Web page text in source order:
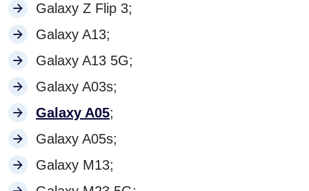
Galaxy Z Flip 3;
Galaxy A13;
Galaxy A13 5G;
Galaxy A03s;
Galaxy A05;
Galaxy A05s;
Galaxy M13;